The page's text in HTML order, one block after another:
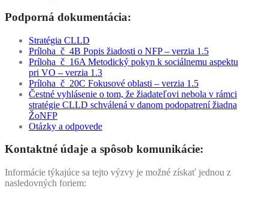
Podporná dokumentácia:
Stratégia CLLD
Príloha_č_4B Popis žiadosti o NFP – verzia 1.5
Príloha_č_16A Metodický pokyn k sociálnemu aspektu
pri VO – verzia 1.3
Príloha_č_20C Fokusové oblasti – verzia 1.5
Čestné vyhlásenie o tom, že žiadateľovi nebola v rámci
stratégie CLLD schválená v danom podopatrení žiadna
ŽoNFP
Otázky a odpovede
Kontaktné údaje a spôsob komunikácie:
Informácie týkajúce sa tejto výzvy je možné získať jednou z
nasledovných foriem: